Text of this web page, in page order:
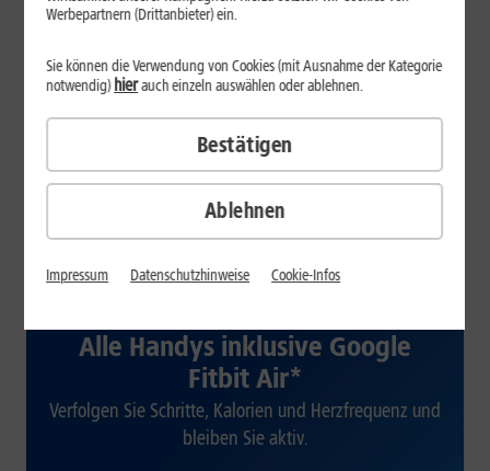
ab 29,99
€/Monat*
Verfügbarkeit prüfen
Alle Handys inklusive Google
Fitbit Air*
Verfolgen Sie Schritte, Kalorien und Herzfrequenz und
bleiben Sie aktiv.
Werbepartnern (Drittanbieter) ein.
Ablehnen
Sie können die Verwendung von Cookies (mit Ausnahme der Kategorie
notwendig)hierauch einzeln auswählen oder ablehnen.
Bestätigen
Impressum Datenschutzhinweise Cookie-Infos